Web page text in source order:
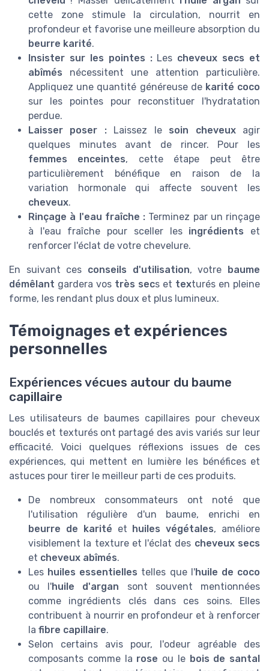
cette zone stimule la circulation, nourrit en
profondeur et favorise une meilleure absorption du
beurre karité.
Insister sur les pointes : Les cheveux secs et
abîmés nécessitent une attention particulière.
Appliquez une quantité généreuse de karité coco
sur les pointes pour reconstituer l'hydratation
perdue.
Laisser poser : Laissez le soin cheveuxagir
quelques minutes avant de rincer. Pour les
femmes enceintes, cette étape peut être
particulièrement bénéfique en raison de la
variation hormonale qui affecte souvent les
cheveux.
Rinçage à l'eau fraîche : Terminez par un rinçage
à l'eau fraîche pour sceller les ingrédients et
renforcer l'éclat de votre chevelure.
En suivant ces conseils d'utilisation, votre baume
démêlant gardera vos très secs et texturés en pleine
forme, les rendant plus doux et plus lumineux.
Témoignages et expériences
personnelles
Expériences vécues autour du baume
capillaire
Les utilisateurs de baumes capillaires pour cheveux
bouclés et texturés ont partagé des avis variés sur leur
efficacité. Voici quelques réflexions issues de ces
expériences, qui mettent en lumière les bénéfices et
astuces pour tirer le meilleur parti de ces produits.
De nombreux consommateurs ont noté que
l'utilisation régulière d'un baume, enrichi en
beurre de karité et huiles végétales, améliore
visiblement la texture et l'éclat des cheveux secs
et cheveux abîmés.
Les huiles essentielles telles que l'huile de coco
ou l'huile d'argan sont souvent mentionnées
comme ingrédients clés dans ces soins. Elles
contribuent à nourrir en profondeur et à renforcer
la fibre capillaire.
Selon certains avis pour, l'odeur agréable des
composants comme la rose ou le bois de santal